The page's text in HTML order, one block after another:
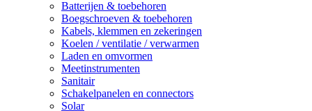
Batterijen & toebehoren
Boegschroeven & toebehoren
Kabels, klemmen en zekeringen
Koelen / ventilatie / verwarmen
Laden en omvormen
Meetinstrumenten
Sanitair
Schakelpanelen en connectors
Solar